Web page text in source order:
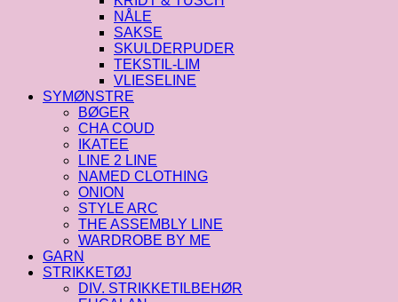
NÅLE
SAKSE
SKULDERPUDER
TEKSTIL-LIM
VLIESELINE
SYMØNSTRE
BØGER
CHA COUD
IKATEE
LINE 2 LINE
NAMED CLOTHING
ONION
STYLE ARC
THE ASSEMBLY LINE
WARDROBE BY ME
GARN
STRIKKETØJ
DIV. STRIKKETILBEHØR